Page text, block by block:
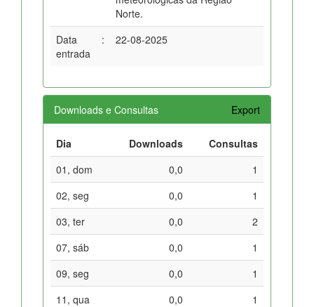
Norte.
Data
entrada
: 22-08-2025
Downloads e Consultas Export
Dia Downloads
Consultas
01, dom
0,0
1
02, seg
0,0
1
03, ter
0,0
2
07, sáb
0,0
1
09, seg
0,0
1
11, qua
0,0
1